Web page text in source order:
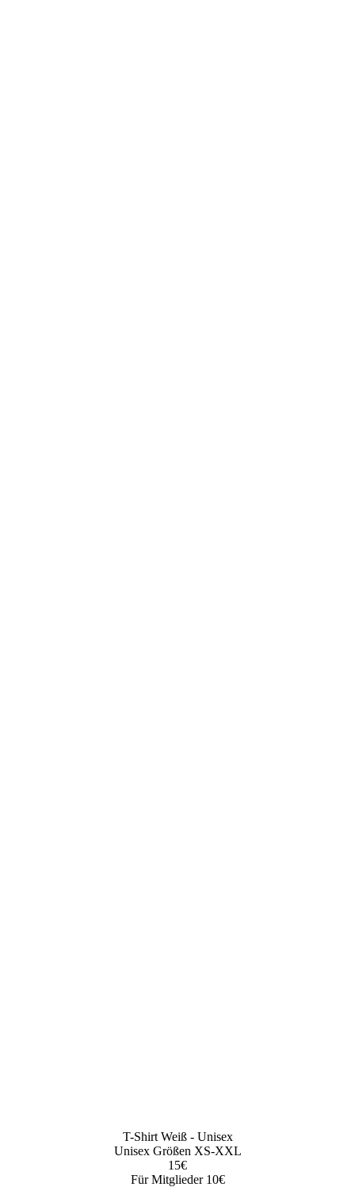
T-Shirt Weiß - Unisex
Unisex Größen XS-XXL
15€
Für Mitglieder 10€